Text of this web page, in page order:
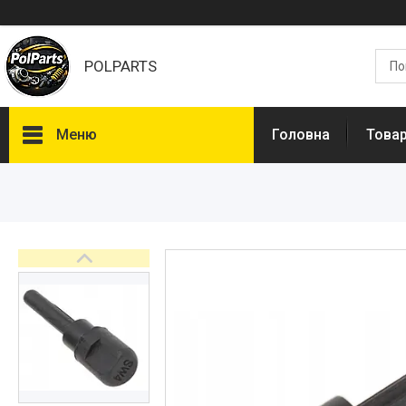
POLPARTS
Меню Головна